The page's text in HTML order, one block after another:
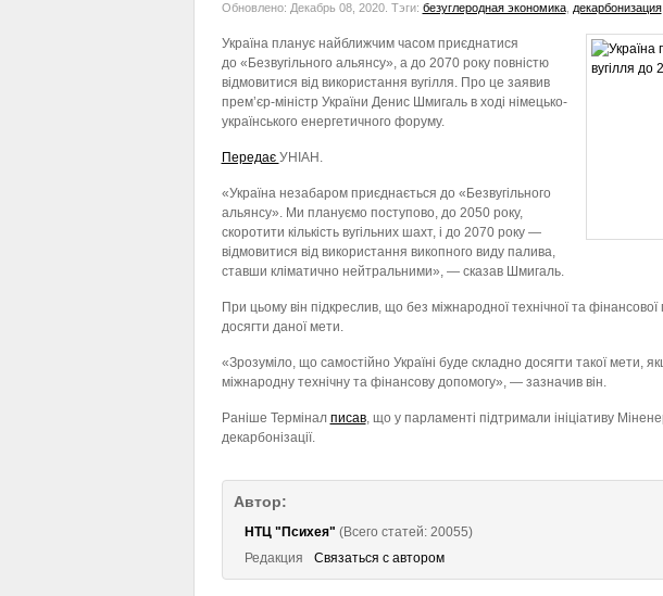
Обновлено: Декабрь 08, 2020. Тэги: безуглеродная экономика, декарбонизация,
Україна планує найближчим часом приєднатися
до «Безвугільного альянсу», а до 2070 року повністю
відмовитися від використання вугілля. Про це заявив
прем’єр-міністр України Денис Шмигаль в ході німецько-
українського енергетичного форуму.
Передає УНІАН.
«Україна незабаром приєднається до «Безвугільного
альянсу». Ми плануємо поступово, до 2050 року,
скоротити кількість вугільних шахт, і до 2070 року —
відмовитися від використання викопного виду палива,
ставши кліматично нейтральними», — сказав Шмигаль.
При цьому він підкреслив, що без міжнародної технічної та фінансової
досягти даної мети.
«Зрозуміло, що самостійно Україні буде складно досягти такої мети,
міжнародну технічну та фінансову допомогу», — зазначив він.
Раніше Термінал писав, що у парламенті підтримали ініціативу
декарбонізації.
Автор:
НТЦ "Психея" (Всего статей: 20055)
Редакция
Связаться с автором